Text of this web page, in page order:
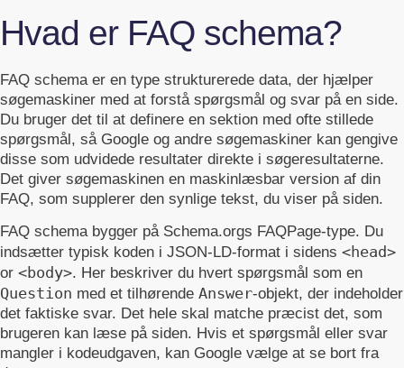
Hvad er FAQ schema?
FAQ schema er en type strukturerede data, der hjælper
søgemaskiner med at forstå spørgsmål og svar på en side.
Du bruger det til at definere en sektion med ofte stillede
spørgsmål, så Google og andre søgemaskiner kan gengive
disse som udvidede resultater direkte i søgeresultaterne.
Det giver søgemaskinen en maskinlæsbar version af din
FAQ, som supplerer den synlige tekst, du viser på siden.
FAQ schema bygger på Schema.orgs FAQPage-type. Du
indsætter typisk koden i JSON-LD-format i sidens <head>
or <body>. Her beskriver du hvert spørgsmål som en
Question med et tilhørende Answer-objekt, der indeholder
det faktiske svar. Det hele skal matche præcist det, som
brugeren kan læse på siden. Hvis et spørgsmål eller svar
mangler i kodeudgaven, kan Google vælge at se bort fra